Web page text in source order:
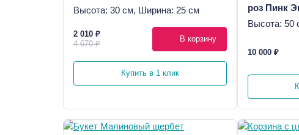
Высота: 30 см, Ширина: 25 см
2 010 ₽
4 670 ₽
В корзину
Купить в 1 клик
роз Пинк
Высота: 50
10 000 ₽